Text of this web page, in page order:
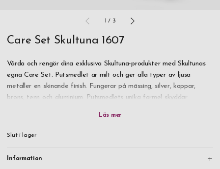
1 / 3
Care Set Skultuna 1607
Vårda och rengör dina exklusiva Skultuna-produkter med Skultunas
egna Care Set. Putsmedlet är milt och ger alla typer av ljusa
metaller en skinande finish. Fungerar på mässing, silver, koppar,
brons, tenn och aluminium. Putsmedlets unika formel skyddar
Kommer i presentask. Två svarta silkeshandskar i storlek small och
Slut i lager
Information